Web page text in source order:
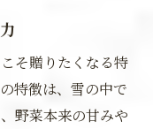
そ贈りたくなる特
特徴は、雪の中で
野菜本来の甘みや